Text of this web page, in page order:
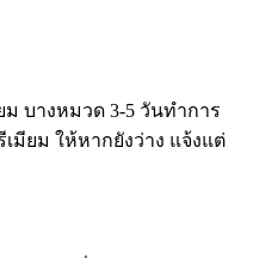
ม บางหมวด 3-5 วันทำการ
เมียม ให้หากยังว่าง แจ้งแต่